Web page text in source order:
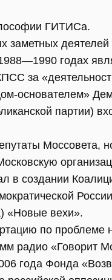
ГИТИСа.
годах
за
основателем»
партии)
Моссовета,
в создании
«Новые вехи».
по проблеме
радио «Говорит
года Фонда